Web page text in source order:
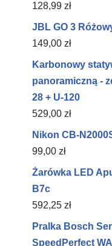
128,99 zł
JBL GO 3
149,00 zł
Karbonowy
panoramiczną -
28 + U-120
529,00 zł
Nikon CB-
99,00 zł
Żarówka LED
B7c
592,25 zł
Pralka Bosch
SpeedPerfect